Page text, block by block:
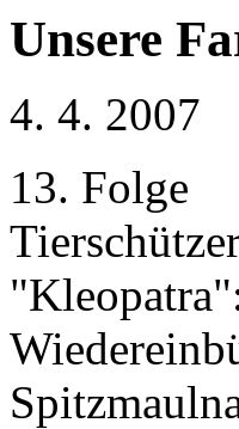
Unsere
4. 4. 2007
13. Folge